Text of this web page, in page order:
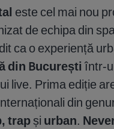
este cel mai nou
de echipa din
ca o experiență
din București într-
live. Prima ediție
din
trap și urban.